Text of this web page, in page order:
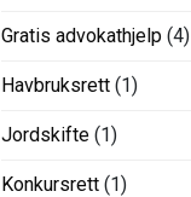
Gratis advokathjelp (4)
Havbruksrett (1)
Jordskifte (1)
Konkursrett (1)